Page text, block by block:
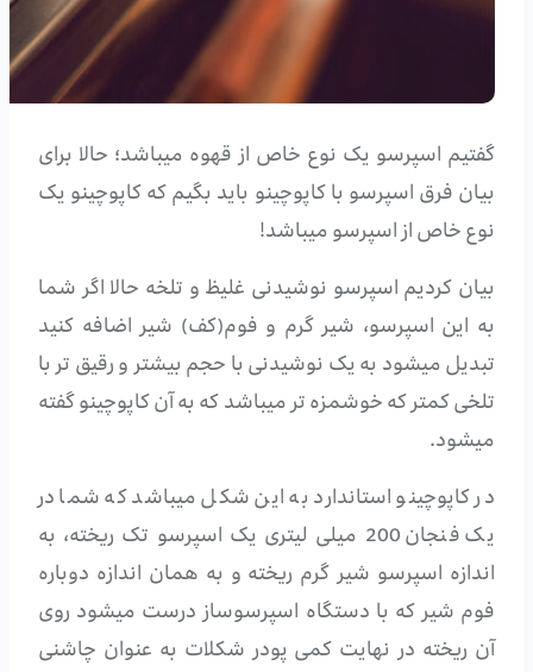
گفتیم اسپرسو یک نوع خاص از قهوه میباشد؛ حالا برای
بیان فرق اسپرسو با کاپوچینو باید بگیم که کاپوچینو یک
نوع خاص از اسپرسو میباشد!
بیان کردیم اسپرسو نوشیدنی غلیظ و تلخه حالا اگر شما
به این اسپرسو، شیر گرم و فوم(کف) شیر اضافه کنید
تبدیل میشود به یک نوشیدنی با حجم بیشتر و رقیق تر با
تلخی کمتر که خوشمزه تر میباشد که به آن کاپوچینو گفته
میشود.
در کاپوچینو استاندارد به این شکل میباشد که شما در
یک فنجان 200 میلی لیتری یک اسپرسو تک ریخته، به
اندازه اسپرسو شیر گرم ریخته و به همان اندازه دوباره
فوم شیر که با دستگاه اسپرسوساز درست میشود روی
آن ریخته در نهایت کمی پودر شکلات به عنوان چاشنی